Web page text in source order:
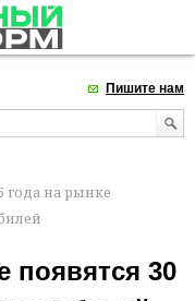
Пишите нам
года на рынке
появятся 30